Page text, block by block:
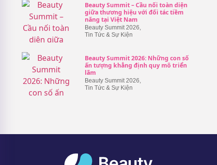
Beauty Summit – Cầu nối toàn diện
giữa thương hiệu với đối tác tiềm
năng tại Việt Nam
Beauty Summit 2026
Tin Tức & Sự Kiện
Beauty Summit 2026: Những con số
ấn tượng khẳng định quy mô triển
lãm
Beauty Summit 2026,
Tin Tức & Sự Kiện